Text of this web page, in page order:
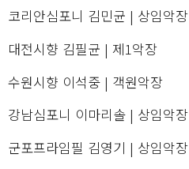
코리안심포니 김민균 | 상임악장
대전시향 김필균 | 제1악장
수원시향 이석중 | 객원악장
강남심포니 이마리솔 | 상임악장
군포프라임필 김영기 | 상임악장